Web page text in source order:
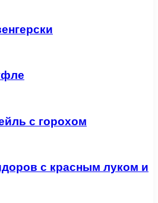
с горохом
с красным луком и